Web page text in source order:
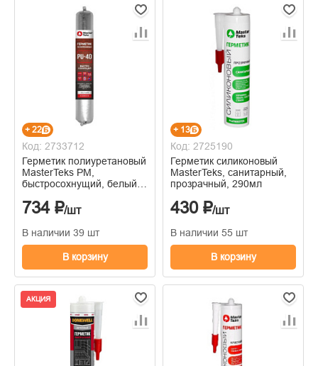
+ 22
Код: 2733712
Герметик полиуретановый
MasterTeks PM,
быстросохнущий, белый,
734 ₽/шт
В наличии 39 шт
В корзину
+ 13
Код: 2725190
Герметик силиконовый
MasterTeks, санитарный,
прозрачный, 290мл
430 ₽/шт
В наличии 55 шт
В корзину
АКЦИЯ